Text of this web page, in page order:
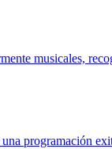
musicales,
programación